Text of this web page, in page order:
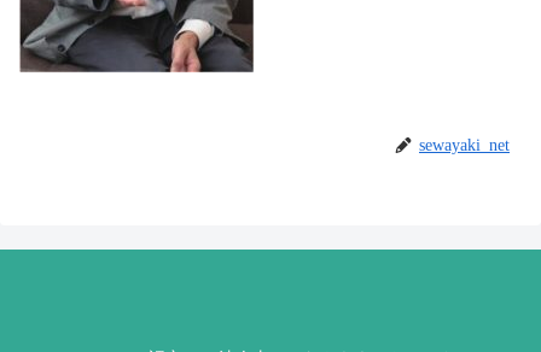
sewayaki_net